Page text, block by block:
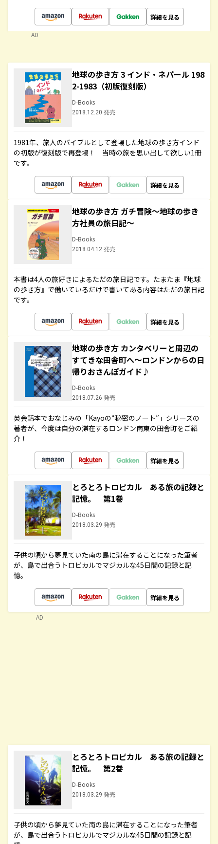
詳細を見る
AD
地球の歩き方 3 インド・ネパール 198
2-1983（初版復刻版）
D-Books
2018.12.20 発売
1981年、旅人のバイブルとして登場した地球の歩き方インド
の初版が復刻版で再登場！ 当時の旅を思い出して欲しい1冊
です。
詳細を見る
地球の歩き方 ガチ冒険～地球の歩き
方社員の旅日記～
D-Books
2018.04.12 発売
本書は4人の旅好きによるただの旅日記です。たまたま『地球
の歩き方』で働いているだけで書いてある内容はただの旅日記
です。
詳細を見る
地球の歩き方 カンタベリーと周辺の
すてきな田舎町へ～ロンドンからの日
帰りおさんぽガイド♪
D-Books
2018.07.26 発売
英会話本でおなじみの「Kayoの“秘密のノート”」シリーズの
著者が、今度は自分の滞在するロンドン南東の田舎町をご紹
介！
詳細を見る
とろとろトロピカル ある旅の記録と
記憶。 第1巻
D-Books
2018.03.29 発売
子供の頃から夢見ていた南の島に滞在することになった筆者
が、島で出合うトロピカルでマジカルな45日間の記録と記
憶。
詳細を見る
とろとろトロピカル ある旅の記録と
記憶。 第2巻
D-Books
2018.03.29 発売
子供の頃から夢見ていた南の島に滞在することになった筆者
が、島で出合うトロピカルでマジカルな45日間の記録と記
AD